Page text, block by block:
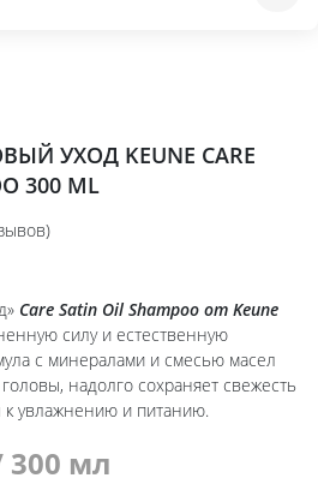
УХОД KEUNE CARE
300 ML
Care Satin Oil Shampoo от Keune
силу и естественную
с минералами и смесью масел
надолго сохраняет свежесть
к увлажнению и питанию.
300 мл